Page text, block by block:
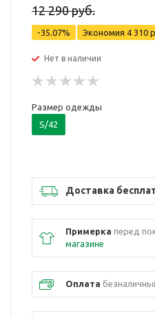
12 290 руб.
-35.07% Экономия 4 310
Нет в наличии
Размер одежды
S/42
Доставка
Примерка перед
магазине
Оплата